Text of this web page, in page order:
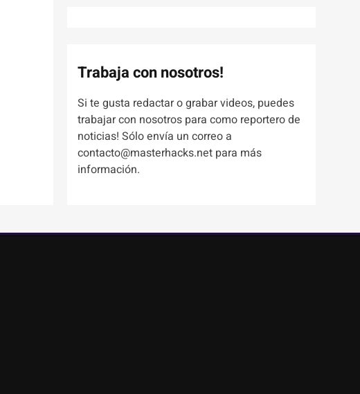
Trabaja con nosotros!
Si te gusta redactar o grabar videos, puedes
trabajar con nosotros para como reportero de
noticias! Sólo envía un correo a
contacto@masterhacks.net para más
información.